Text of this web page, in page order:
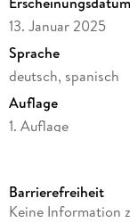
13. Januar 2025
Sprache
deutsch, spanisch
Auflage
1. Auflage
Altersempfehlung
Barrierefreiheit
Keine Information